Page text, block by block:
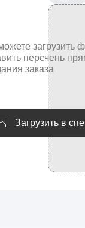
Загрузить в